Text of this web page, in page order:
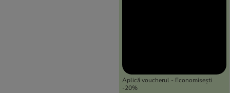
Aplică voucherul - Economisești
-20%